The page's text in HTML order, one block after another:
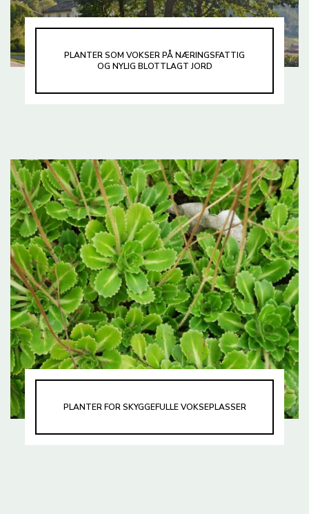
PLANTER SOM VOKSER PÅ NÆRINGSFATTIG
OG NYLIG BLOTTLAGT JORD
PLANTER FOR SKYGGEFULLE VOKSEPLASSER